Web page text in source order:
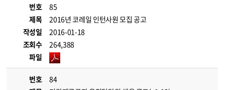
번호
85
제목
2016년 코레일 인턴사원 모집 공고
작성일
2016-01-18
조회수
264,388
파일
번호
84